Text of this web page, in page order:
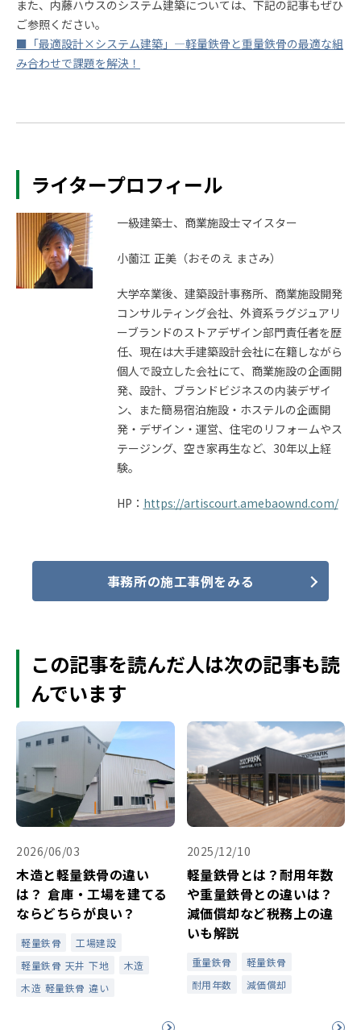
また、内藤ハウスのシステム建築については、下記の記事もぜひ
ご参照ください。
■「最適設計×システム建築」―軽量鉄骨と重量鉄骨の最適な組
み合わせで課題を解決！
ライタープロフィール
一級建築士、商業施設士マイスター
小薗江 正美（おそのえ まさみ）
大学卒業後、建築設計事務所、商業施設開発
コンサルティング会社、外資系ラグジュアリ
ーブランドのストアデザイン部門責任者を歴
任、現在は大手建築設計会社に在籍しながら
個人で設立した会社にて、商業施設の企画開
発、設計、ブランドビジネスの内装デザイ
ン、また簡易宿泊施設・ホステルの企画開
発・デザイン・運営、住宅のリフォームやス
テージング、空き家再生など、 30年以上経
験。
HP： https://artiscourt.amebaownd.com/
事務所の施工事例をみる
この記事を読んだ人は次の記事も読
んでいます
2026/06/03
木造と軽量鉄骨の違い
は？ 倉庫・工場を建てる
ならどちらが良い？
軽量鉄骨
工場建設
軽量鉄骨 天井 下地
木造
木造 軽量鉄骨 違い
2025/12/10
軽量鉄骨とは？耐用年数
や重量鉄骨との違いは？
減価償却など税務上の違
いも解説
重量鉄骨
軽量鉄骨
耐用年数
減価償却